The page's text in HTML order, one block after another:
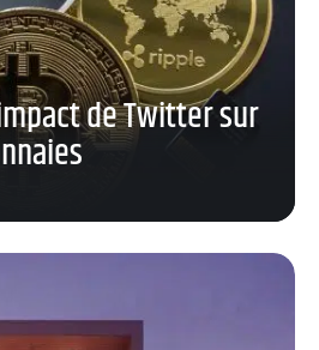
de Twitter sur